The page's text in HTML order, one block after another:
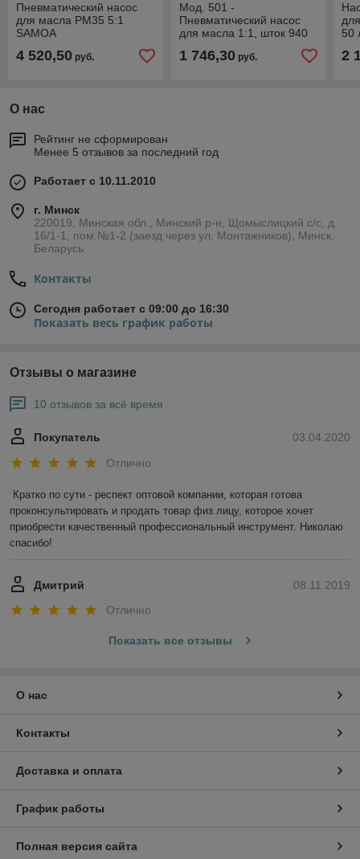
Пневматический насос
для масла PM35 5:1
SAMOA
4 520,50 руб.
Мод. 501 -
Пневматический насос
для масла 1:1, шток 940
1 746,30руб.
50
2
О нас
Рейтинг не сформирован
Менее 5 отзывов за последний год
Работает с 10.11.2010
г. Минск
220019, Минская обл., Минский р-н, Щомыслицкий с/с, д.
16/1-1, пом.№1-2 (заезд через ул. Монтажников), Минск,
Беларусь
Контакты
Сегодня работает с 09:00 до 16:30
Показать весь график работы
Отзывы о магазине
10 отзывов за всё время
03.04.2020
Покупатель
Отлично
Кратко по сути - респект оптовой компании, которая готова
проконсультировать и продать товар физ.лицу, которое хочет
приобрести качественный профессиональный инструмент. Николаю
спасибо!
08.11.2019
Дмитрий
Отлично
Показать все отзывы
О нас
Контакты
Доставка и оплата
График работы
Полная версия сайта